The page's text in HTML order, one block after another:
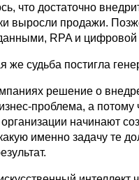
что достаточно
выросли продажи.
RPA и
же судьба постигла
решение о
проблема, а
организации начинают
именно задачу те